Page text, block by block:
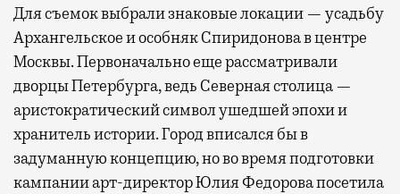
Для съемок выбрали знаковые локации — усадьбу
Архангельское и особняк Спиридонова в центре
Москвы. Первоначально еще рассматривали
дворцы Петербурга, ведь Северная столица —
аристократический символ ушедшей эпохи и
хранитель истории. Город вписался бы в
задуманную концепцию, но во время подготовки
кампании арт-директор Юлия Федорова посетила